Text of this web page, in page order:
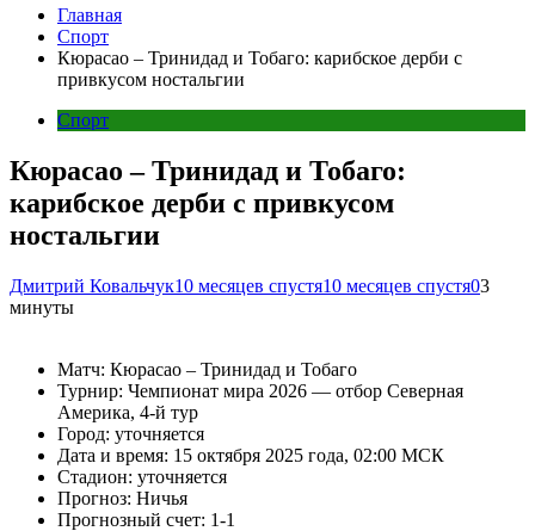
Главная
Спорт
Кюрасао – Тринидад и Тобаго: карибское дерби с
привкусом ностальгии
Спорт
Кюрасао – Тринидад и Тобаго:
карибское дерби с привкусом
ностальгии
Дмитрий Ковальчук10 месяцев спустя10 месяцев спустя03
минуты
Матч: Кюрасао – Тринидад и Тобаго
Турнир: Чемпионат мира 2026 — отбор Северная
Америка, 4-й тур
Город: уточняется
Дата и время: 15 октября 2025 года, 02:00 МСК
Стадион: уточняется
Прогноз: Ничья
Прогнозный счет: 1-1